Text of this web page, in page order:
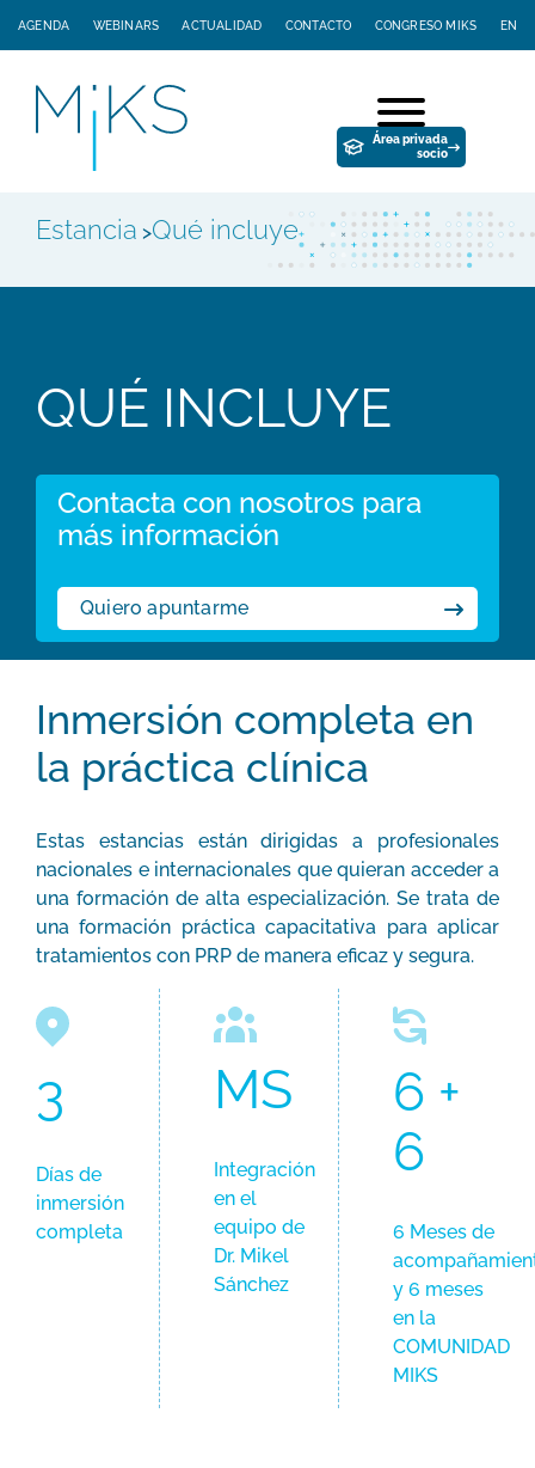
AGENDA WEBINARS ACTUALIDAD CONTACTO CONGRESO MIKS EN
Área privada
socio
Estancia >Qué incluye
QUÉ INCLUYE
Contacta con nosotros para
más información
Quiero apuntarme
Inmersión completa en
la práctica clínica
Estas estancias están dirigidas a profesionales
nacionales e internacionales que quieran acceder a
una formación de alta especialización. Se trata de
una formación práctica capacitativa para aplicar
tratamientos con PRP de manera eficaz y segura.
3
Días de
inmersión
completa
MS
Integración
en el
equipo de
Dr. Mikel
Sánchez
6 +
6
6 Meses de
y 6 meses
en la
COMUNIDAD
MIKS